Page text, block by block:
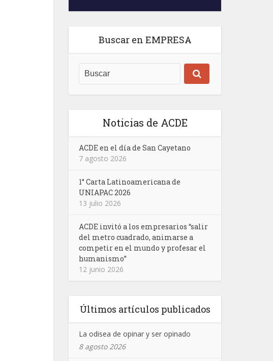
Buscar en EMPRESA
Noticias de ACDE
ACDE en el día de San Cayetano
7 agosto 2026
1° Carta Latinoamericana de
UNIAPAC 2026
13 julio 2026
ACDE invitó a los empresarios “salir
del metro cuadrado, animarse a
competir en el mundo y profesar el
humanismo”
12 junio 2026
Últimos artículos publicados
La odisea de opinar y ser opinado
8 agosto 2026